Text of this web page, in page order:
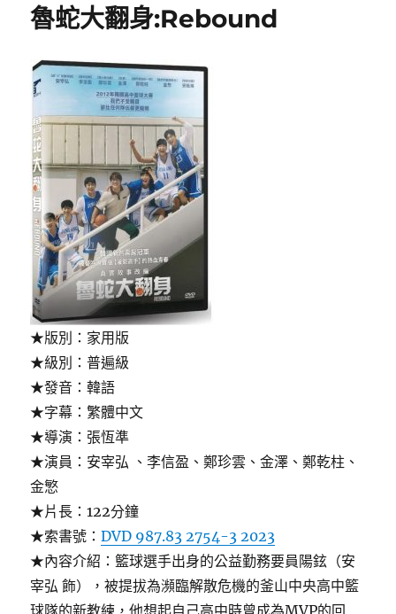
魯蛇大翻身:Rebound
★版別：家用版
★級別：普遍級
★發音：韓語
★字幕：繁體中文
★導演：張恆準
★演員：安宰弘 、李信盈、鄭珍雲、金澤、鄭乾柱、
金慜
★片長：122分鐘
★索書號：DVD 987.83 2754-3 2023
★內容介紹：籃球選手出身的公益勤務要員陽鉉（安
宰弘 飾），被提拔為瀕臨解散危機的釜山中央高中籃
球隊的新教練，他想起自己高中時曾成為MVP的回